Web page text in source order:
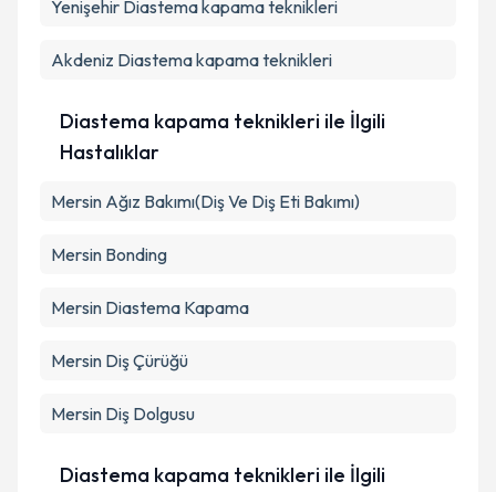
Metni'ni okudum ve kişisel verilerimin belirtilen
Yenişehir Diastema kapama teknikleri
Akdeniz Diastema kapama teknikleri
Diastema kapama teknikleri ile İlgili
Hastalıklar
Mersin Ağız Bakımı(Diş Ve Diş Eti Bakımı)
Mersin Bonding
Mersin Diastema Kapama
Mersin Diş Çürüğü
Mersin Diş Dolgusu
Diastema kapama teknikleri ile İlgili